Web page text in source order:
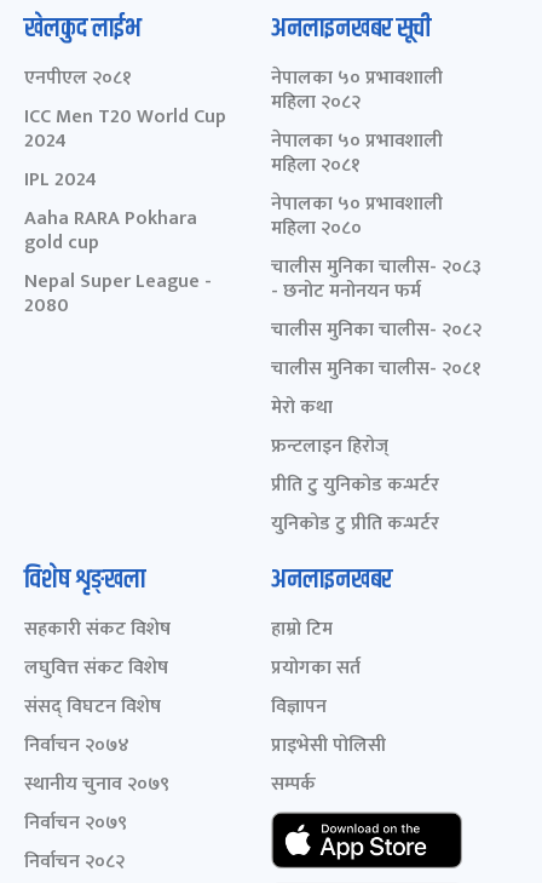
खेलकुद लाईभ
एनपीएल २०८१
ICC Men T20 World Cup
2024
IPL 2024
Aaha RARA Pokhara
gold cup
Nepal Super League -
2080
अनलाइनखबर सूची
नेपालका ५० प्रभावशाली
महिला २०८२
नेपालका ५० प्रभावशाली
महिला २०८१
नेपालका ५० प्रभावशाली
महिला २०८०
चालीस मुनिका चालीस- २०८३
- छनोट मनोनयन फर्म
चालीस मुनिका चालीस- २०८२
चालीस मुनिका चालीस- २०८१
मेरो कथा
फ्रन्टलाइन हिरोज्
प्रीति टु युनिकोड कन्भर्टर
युनिकोड टु प्रीति कन्भर्टर
विशेष शृङ्खला
सहकारी संकट विशेष
लघुवित्त संकट विशेष
संसद् विघटन विशेष
निर्वाचन २०७४
स्थानीय चुनाव २०७९
निर्वाचन २०७९
निर्वाचन २०८२
अनलाइनखबर
हाम्रो टिम
प्रयोगका सर्त
विज्ञापन
प्राइभेसी पोलिसी
सम्पर्क